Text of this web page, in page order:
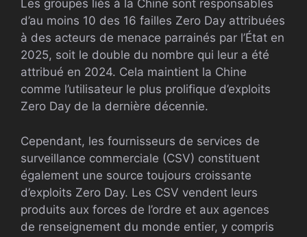
Les groupes liés à la Chine sont responsables
d’au moins 10 des 16 failles Zero Day attribuées
à des acteurs de menace parrainés par l’État en
2025, soit le double du nombre qui leur a été
attribué en 2024. Cela maintient la Chine
comme l’utilisateur le plus prolifique d’exploits
Zero Day de la dernière décennie.
Cependant, les fournisseurs de services de
surveillance commerciale (CSV) constituent
également une source toujours croissante
d’exploits Zero Day. Les CSV vendent leurs
produits aux forces de l’ordre et aux agences
de renseignement du monde entier, y compris